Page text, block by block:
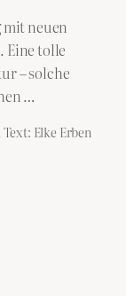
neuen
Eine tolle
– solche
…
Elke Erben